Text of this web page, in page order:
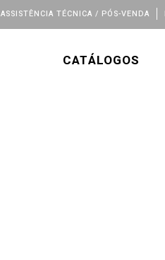
ASSISTÊNCIA TÉCNICA / PÓS-VENDA
CATÁLOGOS